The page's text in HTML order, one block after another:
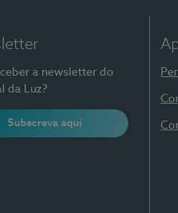
a newsletter do
da Luz?
Subscreva aqui